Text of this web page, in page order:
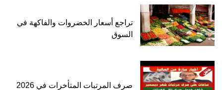
تراجع أسعار الخضروات والفاكهة في
السوق
صرف المرتبات المتأخرات في 2026